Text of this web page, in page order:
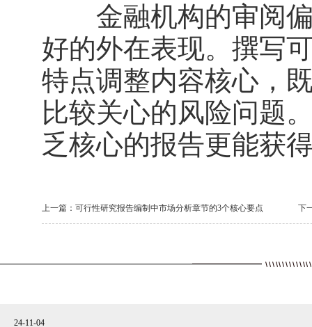
金融机构的审阅偏
好的外在表现。撰写
特点调整内容核心，
比较关心的风险问题
乏核心的报告更能获
上一篇： 可行性研究报告编制中市场分析章节的3个核心要点 下
24-11-04